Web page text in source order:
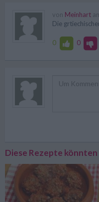
von Meinhart
Die
0 0
Diese Rezepte